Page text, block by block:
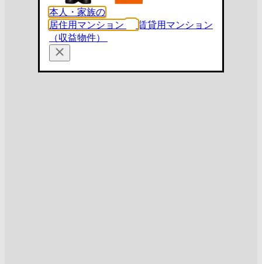
本人・家族の
居住用マンション
賃貸用マンション
（収益物件）